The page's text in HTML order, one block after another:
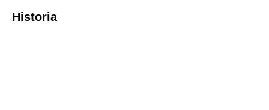
Historia